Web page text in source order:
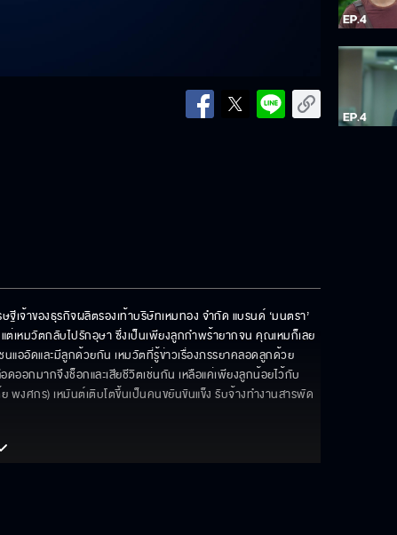
จ้าของธุรกิจผลิตรองเท้าบริษัทเหมทอง จำกัด แบรนด์ ‘มนตรา’
เหมวัตกลับไปรักอุษา ซึ่งเป็นเพียงลูกกำพร้ายากจน คุณเหมก็เลย
ออัดและมีลูกด้วยกัน เหมวัตที่รู้ข่าวเรื่องภรรยาคลอดลูกด้วย
ออกมากจึงช็อกและเสียชีวิตเช่นกัน เหลือแค่เพียงลูกน้อยไว้กับ
งศกร) เหมันต์เติบโตขึ้นเป็นคนขยันขันแข็ง รับจ้างทำงานสารพัด